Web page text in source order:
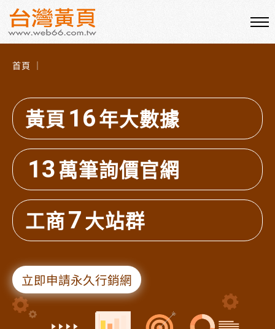
首頁 ｜
黃頁 16年大數據
13萬筆詢價官網
工商7大站群
立即申請永久行銷網